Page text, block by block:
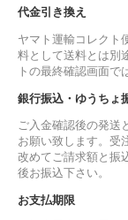
代金引き換え
ヤマト運輸コレクト
料として送料とは別
トの最終確認画面で
銀行振込・ゆうちょ
ご入金確認後の発送
お願い致します。受
改めてご請求額と振
後お振込下さい。
お支払期限